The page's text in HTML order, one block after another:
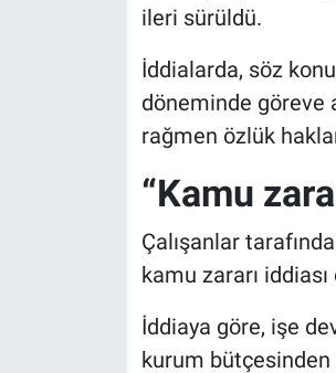
ileri sürüldü.
İddialarda, söz
döneminde göreve
rağmen özlük
“Kamu
Çalışanlar
kamu zararı iddiası
İddiaya göre, işe
kurum bütçesinden